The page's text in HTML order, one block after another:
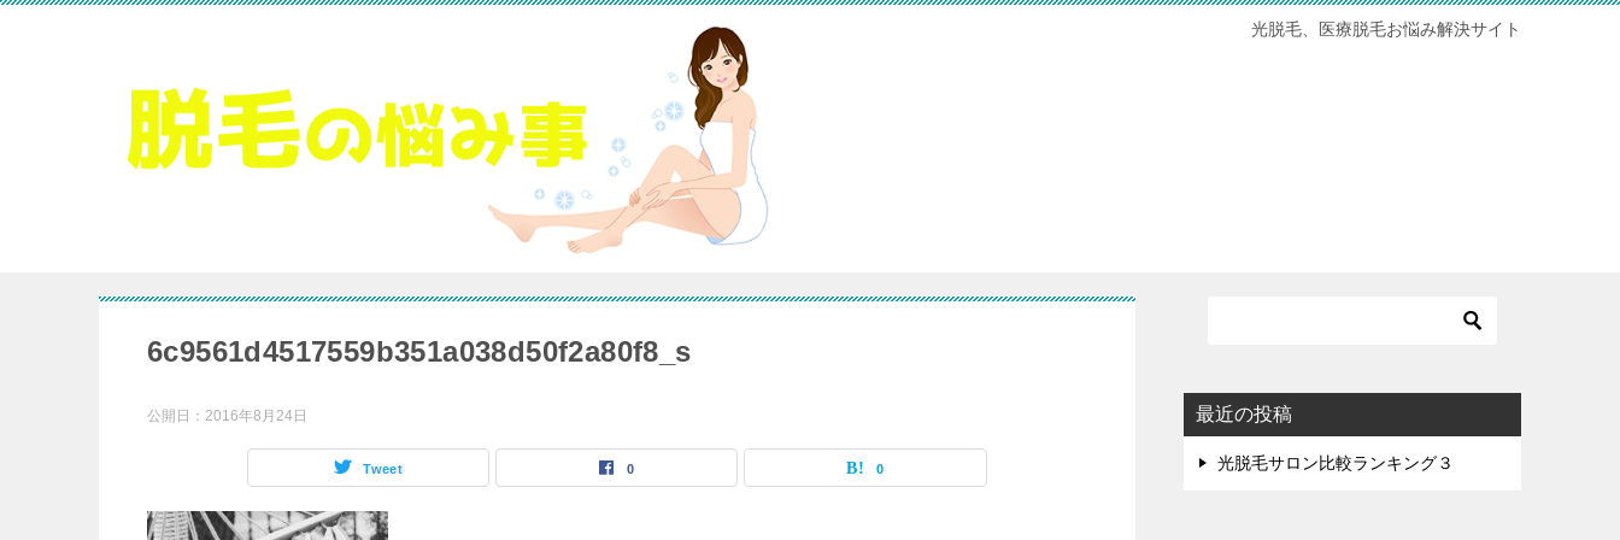
光脱毛、医療脱毛お悩み解決サイト
6c9561d4517559b351a038d50f2a80f8_s
公開日： 2016年8月24日
Tweet 0 0
最近の投稿
光脱毛サロン比較ランキング３